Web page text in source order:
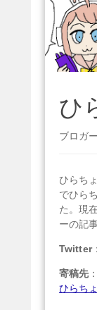
ひ
ブロガー
ひらち
でひら
た。現
ーの記
Twitter：
寄稿先
ひらち